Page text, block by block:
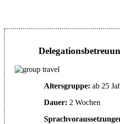
Altersgruppe: ab 25
Dauer: 2 Wochen